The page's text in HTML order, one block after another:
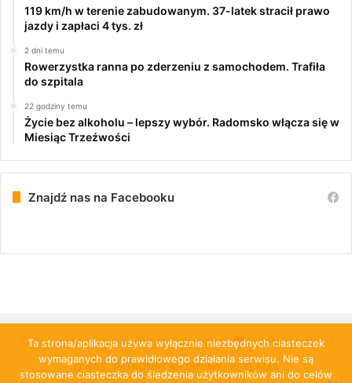
119 km/h w terenie zabudowanym. 37-latek stracił prawo
jazdy i zapłaci 4 tys. zł
2 dni temu
Rowerzystka ranna po zderzeniu z samochodem. Trafiła
do szpitala
22 godziny temu
Życie bez alkoholu – lepszy wybór. Radomsko włącza się w
Miesiąc Trzeźwości
Znajdź nas na Facebooku
© Copyright 2026, All Rights Reserved | PulsRadomska.pl
O NAS PATRONAT MEDIALNY REKLAMA
Ta strona/aplikacja używa wyłącznie niezbędnych ciasteczek
wymaganych do prawidłowego działania serwisu. Nie są
stosowane ciasteczka do śledzenia użytkowników ani do celów